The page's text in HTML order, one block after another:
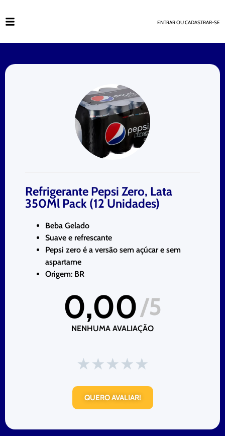
ENTRAR OU CADASTRAR-SE
Refrigerante Pepsi Zero, Lata
350Ml Pack (12 Unidades)
Beba Gelado
Suave e refrescante
Pepsi zero é a versão sem açúcar e sem
aspartame
Origem: BR
0,00/5
NENHUMA AVALIAÇÃO
★★★★★
QUERO AVALIAR!